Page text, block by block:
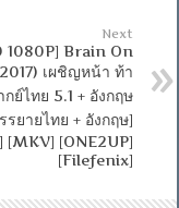
Next
1080P] Brain On
เผชิญหน้า ท้า
ย์ไทย 5.1 + อังกฤษ
รยายไทย + อังกฤษ]
[MKV] [ONE2UP]
[Filefenix]